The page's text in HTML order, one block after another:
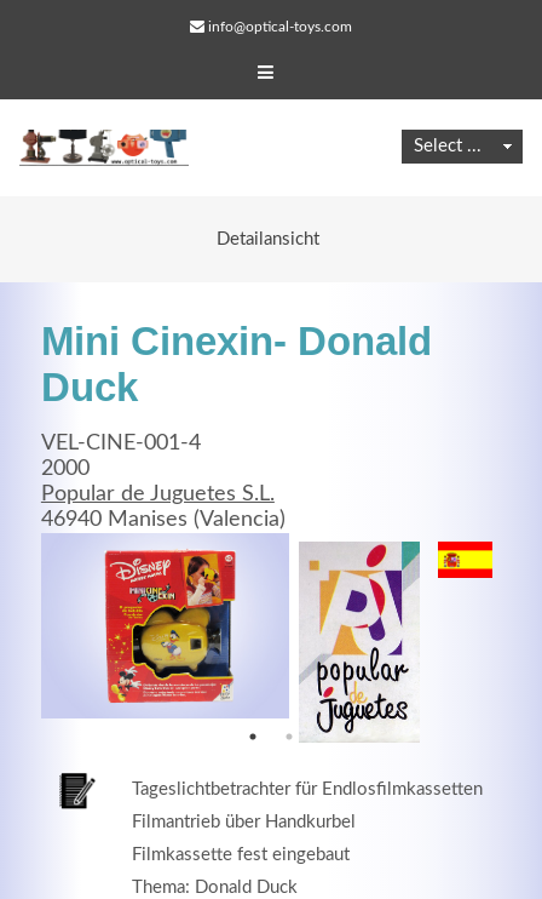
info@optical-toys.com
Detailansicht
Mini Cinexin- Donald
Duck
VEL-CINE-001-4
2000
Popular de Juguetes S.L.
46940 Manises (Valencia)
Tageslichtbetrachter für Endlosfilmkassetten
Filmantrieb über Handkurbel
Filmkassette fest eingebaut
Thema: Donald Duck
Web Projects
Lorem ipsum dolor sit amet, consectetuer adipiscing
elit. Aenean commodo ligula eget dolor.
MEHR INFOS